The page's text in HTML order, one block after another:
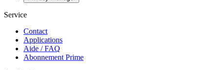
Service
Contact
Applications
Aide / FAQ
Abonnement Prime